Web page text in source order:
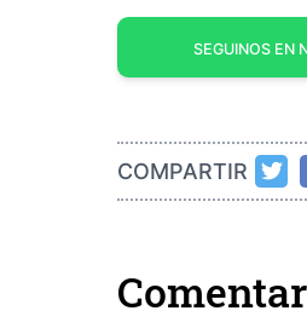
SEGUINOS EN
COMPARTIR